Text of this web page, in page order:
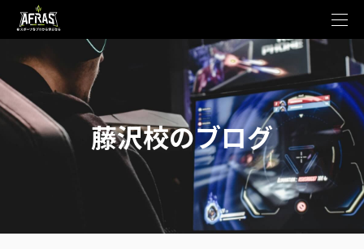
t
e
n
a
v
i
g
a
t
n
藤沢校のブログ